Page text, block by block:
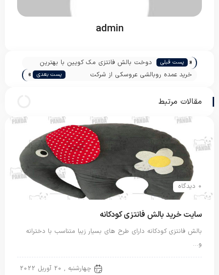
admin
« پست قبلی
دوخت بالش فانتزی مک کویین با بهترین
قیمت
خرید عمده روبالشی عروسکی از شرکت
پست بعدی »
مقالات مرتبط
0 دیدگاه
سایت خرید بالش فانتزی کودکانه
بالش فانتزی کودکانه دارای طرح های بسیار زیبا متناسب با دخترانه
و…
چهارشنبه , 20 آوریل 2022